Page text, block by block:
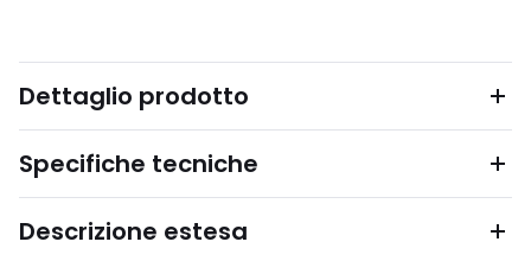
Dettaglio prodotto
Specifiche tecniche
Descrizione estesa